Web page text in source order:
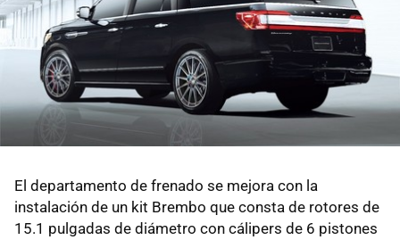
El departamento de frenado se mejora con la
instalación de un kit Brembo que consta de rotores de
15.1 pulgadas de diámetro con cálipers de 6 pistones